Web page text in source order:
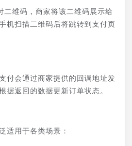
二维码，商家将该二维码展示给
机扫描二维码后将跳转到支付页
付会通过商家提供的回调地址发
据返回的数据更新订单状态。
适用于各类场景：